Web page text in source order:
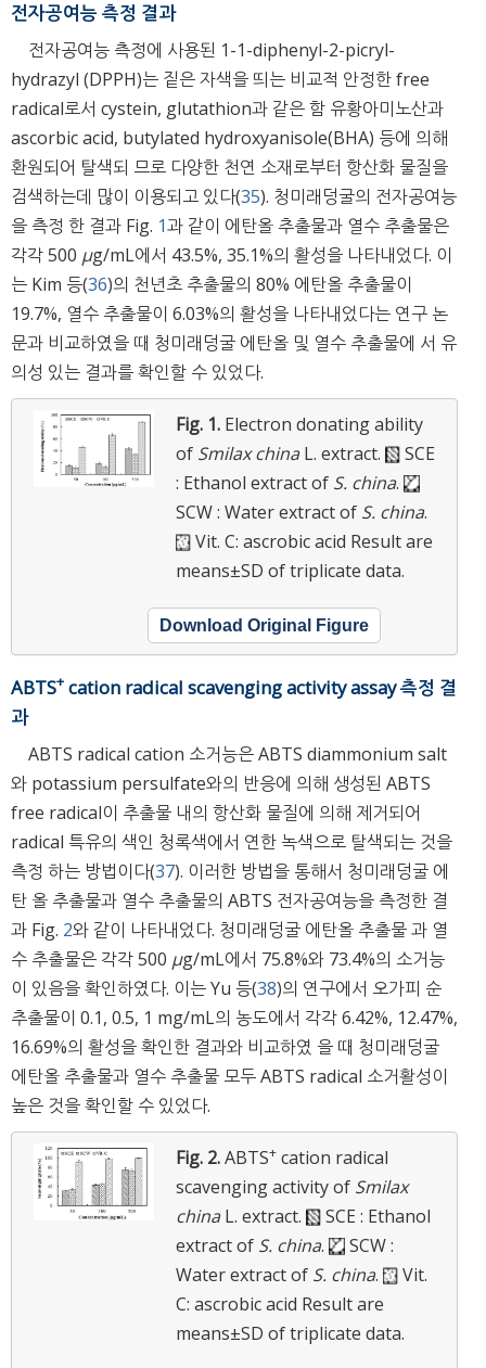
전자공여능 측정 결과
전자공여능 측정에 사용된 1-1-diphenyl-2-picryl-
hydrazyl (DPPH)는 짙은 자색을 띄는 비교적 안정한 free
radical로서 cystein, glutathion과 같은 함 유황아미노산과
ascorbic acid, butylated hydroxyanisole(BHA) 등에 의해
환원되어 탈색되 므로 다양한 천연 소재로부터 항산화 물질을
검색하는데 많이 이용되고 있다(35). 청미래덩굴의 전자공여능
을 측정 한 결과 Fig. 1과 같이 에탄올 추출물과 열수 추출물은
각각 500 μg/mL에서 43.5%, 35.1%의 활성을 나타내었다. 이
는 Kim 등(36)의 천년초 추출물의 80% 에탄올 추출물이
19.7%, 열수 추출물이 6.03%의 활성을 나타내었다는 연구 논
문과 비교하였을 때 청미래덩굴 에탄올 및 열수 추출물에 서 유
의성 있는 결과를 확인할 수 있었다.
Fig. 1. Electron donating ability
of Smilax china L. extract.
SCE
: Ethanol extract of S. china.
SCW : Water extract of S. china.
Vit. C: ascrobic acid Result are
means±SD of triplicate data.
Download Original Figure
ABTS+ cation radical scavenging activity assay 측정 결
과
ABTS radical cation 소거능은 ABTS diammonium salt
와 potassium persulfate와의 반응에 의해 생성된 ABTS
free radical이 추출물 내의 항산화 물질에 의해 제거되어
radical 특유의 색인 청록색에서 연한 녹색으로 탈색되는 것을
측정 하는 방법이다(37). 이러한 방법을 통해서 청미래덩굴 에
탄 올 추출물과 열수 추출물의 ABTS 전자공여능을 측정한 결
과 Fig. 2와 같이 나타내었다. 청미래덩굴 에탄올 추출물 과 열
수 추출물은 각각 500 μg/mL에서 75.8%와 73.4%의 소거능
이 있음을 확인하였다. 이는 Yu 등(38)의 연구에서 오가피 순
추출물이 0.1, 0.5, 1 mg/mL의 농도에서 각각 6.42%, 12.47%,
16.69%의 활성을 확인한 결과와 비교하였 을 때 청미래덩굴
에탄올 추출물과 열수 추출물 모두 ABTS radical 소거활성이
높은 것을 확인할 수 있었다.
Fig. 2.ABTS+ cation radical
scavenging activity of Smilax
china L. extract.
SCE : Ethanol
extract of S. china.
SCW :
Water extract of S. china.
Vit.
C: ascrobic acid Result are
means±SD of triplicate data.